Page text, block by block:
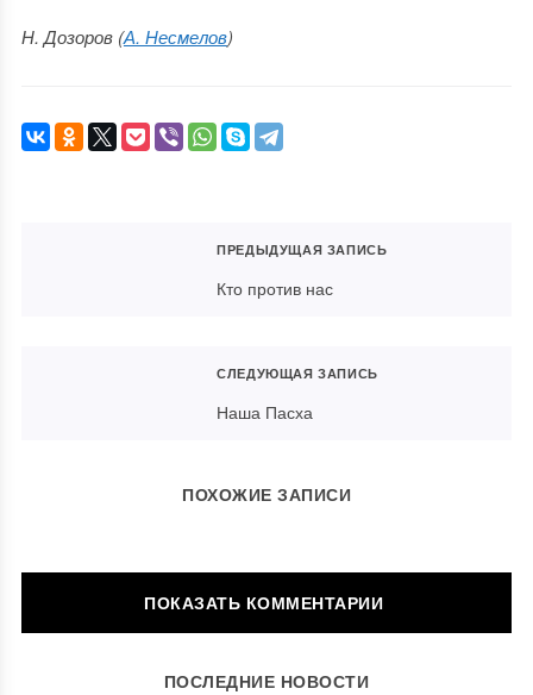
Н. Дозоров (А. Несмелов)
ПРЕДЫДУЩАЯ ЗАПИСЬ
Кто против нас
СЛЕДУЮЩАЯ ЗАПИСЬ
Наша Пасха
ПОХОЖИЕ ЗАПИСИ
ОСТАВИТЬ КОММЕНТАРИЙ
ПОСЛЕДНИЕ НОВОСТИ